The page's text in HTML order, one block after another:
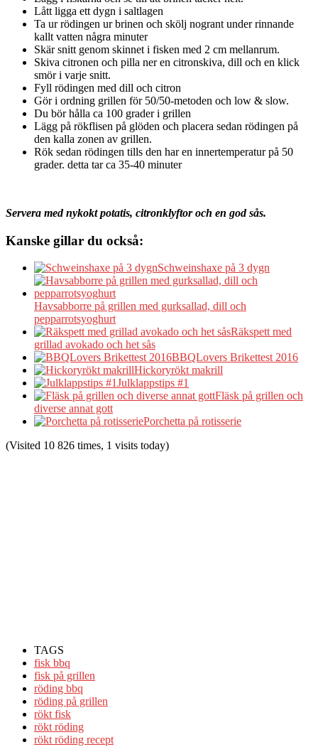
Lått ligga ett dygn i saltlagen
Ta ur rödingen ur brinen och skölj nogrant under rinnande
kallt vatten några minuter
Skär snitt genom skinnet i fisken med 2 cm mellanrum.
Skiva citronen och pilla ner en citronskiva, dill och en klick
smör i varje snitt.
Fyll rödingen med dill och citron
Gör i ordning grillen för 50/50-metoden och low & slow.
Du bör hålla ca 100 grader i grillen
Lägg på rökflisen på glöden och placera sedan rödingen på
den kalla zonen av grillen.
Rök sedan rödingen tills den har en innertemperatur på 50
grader. detta tar ca 35-40 minuter
Servera med nykokt potatis, citronklyftor och en god sås.
Kanske gillar du också:
Schweinshaxe på 3 dygn
Havsabborre på grillen med gurksallad, dill och
pepparrotsyoghurt
Räkspett med
grillad avokado och het sås
BBQLovers Brikettest 2016
Hickoryrökt makrill
Julklappstips #1
Fläsk på grillen och
diverse annat gott
Porchetta på rotisserie
(Visited 10 826 times, 1 visits today)
TAGS
fisk bbq
fisk på grillen
röding bbq
röding på grillen
rökt fisk
rökt röding
rökt röding recept